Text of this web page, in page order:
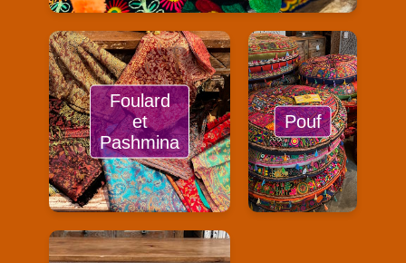
Foulard
et
Pashmina
Pouf